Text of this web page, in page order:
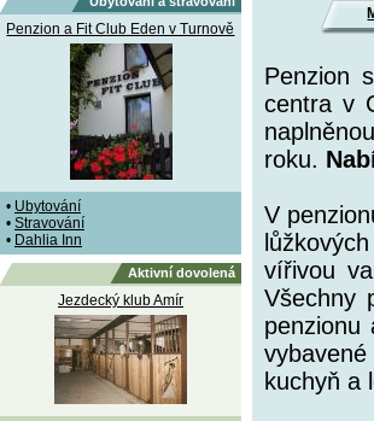
Penzion a Fit Club Eden v Turnově
• Ubytování
• Stravování
• Dahlia Inn
Aktivní dovolená
Jezdecký klub Amír
Penzion
centra v
roku.
V
vířivou
Všechny
kuchyň a